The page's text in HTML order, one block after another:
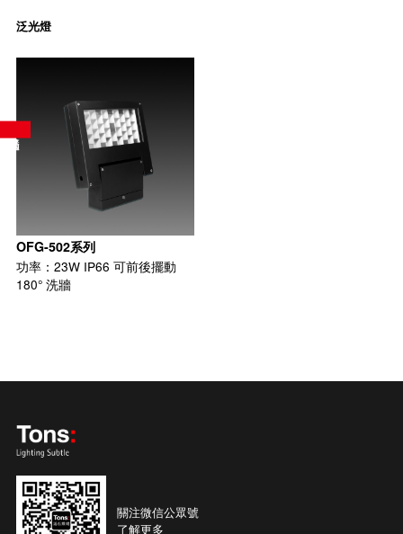
泛光燈
OFG-502系列
功率：23W IP66 可前後擺動
180° 洗牆
關注微信公眾號
了解更多